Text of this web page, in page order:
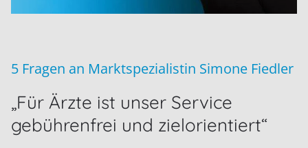
5 Fragen an Marktspezialistin Simone Fiedler
„Für Ärzte ist unser Service
gebührenfrei und zielorientiert“